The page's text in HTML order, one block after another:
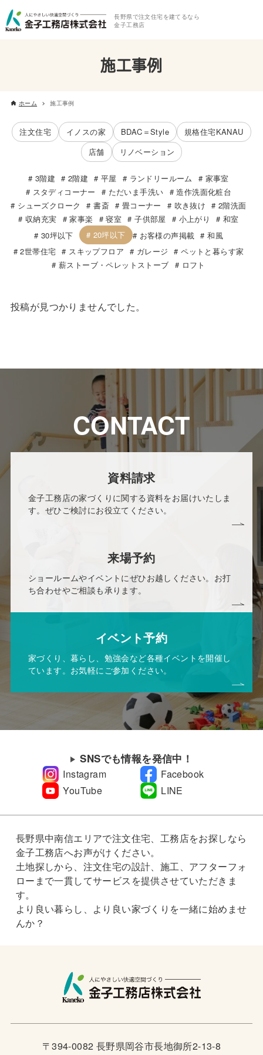
長野県で注文住宅を建てるなら
金子工務店
施工事例
ホーム 施工事例
注文住宅 イノスの家 BDAC＝Style
規格住宅KANAU
店舗
リノベーション
3階建 2階建 平屋 ランドリールーム
家事室
スタディコーナー
ただいま手洗い
造作洗面化粧台
シューズクローク
書斎 畳コーナー 吹き抜け
2階洗面
収納充実
家事楽 寝室 子供部屋 小上がり
和室
30坪以下
20坪以下 お客様の声掲載
和風
2世帯住宅
スキップフロア ガレージ
ペットと暮らす家
薪ストーブ・ペレットストーブ
ロフト
投稿が見つかりませんでした。
CONTACT
資料請求
金子工務店の家づくりに関する資料をお届けいたしま
す。ぜひご検討にお役立てください。
来場予約
ショールームやイベントにぜひお越しください。お打
ち合わせやご相談も承ります。
イベント予約
家づくり、暮らし、勉強会など各種イベントを開催し
ています。お気軽にご参加ください。
SNSでも情報を発信中！
Instagram
Facebook
YouTube
LINE
長野県中南信エリアで注文住宅、工務店をお探しなら
金子工務店へお声がけください。
土地探しから、注文住宅の設計、施工、アフターフォ
ローまで一貫してサービスを提供させていただきま
す。
より良い暮らし、より良い家づくりを一緒に始めませ
んか？
〒394-0082 長野県岡谷市長地御所2-13-8